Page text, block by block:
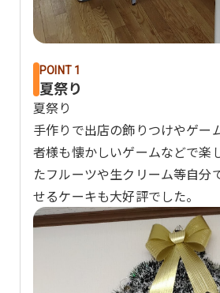
POINT 1
夏祭り
夏祭り
手作りで出店の飾りつけやゲー
者様も懐かしいゲームなどで楽
たフルーツや生クリーム等自分
せるケーキも大好評でした。